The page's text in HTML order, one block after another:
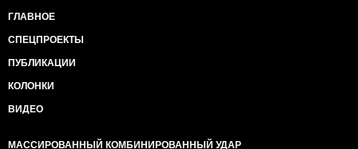
ГЛАВНОЕ
СПЕЦПРОЕКТЫ
ПУБЛИКАЦИИ
КОЛОНКИ
ВИДЕО
МАССИРОВАННЫЙ КОМБИНИРОВАННЫЙ УДАР